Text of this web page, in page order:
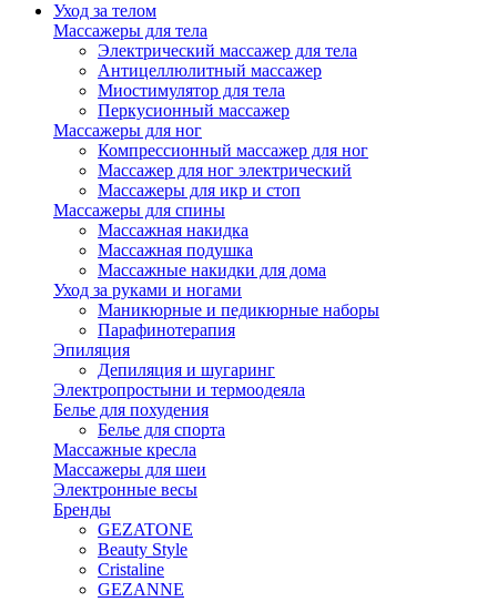
Уход за телом
Массажеры для тела
Электрический массажер для тела
Антицеллюлитный массажер
Миостимулятор для тела
Перкусионный массажер
Массажеры для ног
Компрессионный массажер для ног
Массажер для ног электрический
Массажеры для икр и стоп
Массажеры для спины
Массажная накидка
Массажная подушка
Массажные накидки для дома
Уход за руками и ногами
Маникюрные и педикюрные наборы
Парафинотерапия
Эпиляция
Депиляция и шугаринг
Электропростыни и термоодеяла
Белье для похудения
Белье для спорта
Массажные кресла
Массажеры для шеи
Электронные весы
Бренды
GEZATONE
Beauty Style
Cristaline
GEZANNE